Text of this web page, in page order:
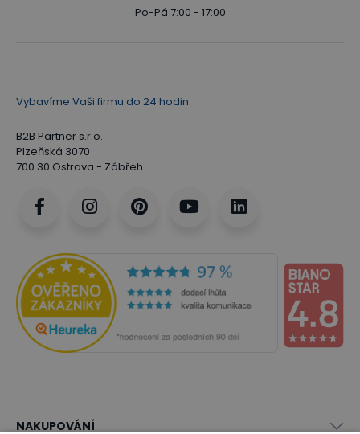
Po-Pá 7:00 - 17:00
Vybavíme Vaši firmu do 24 hodin
B2B Partner s.r.o.
Plzeňská 3070
700 30 Ostrava - Zábřeh
NAKUPOVÁNÍ